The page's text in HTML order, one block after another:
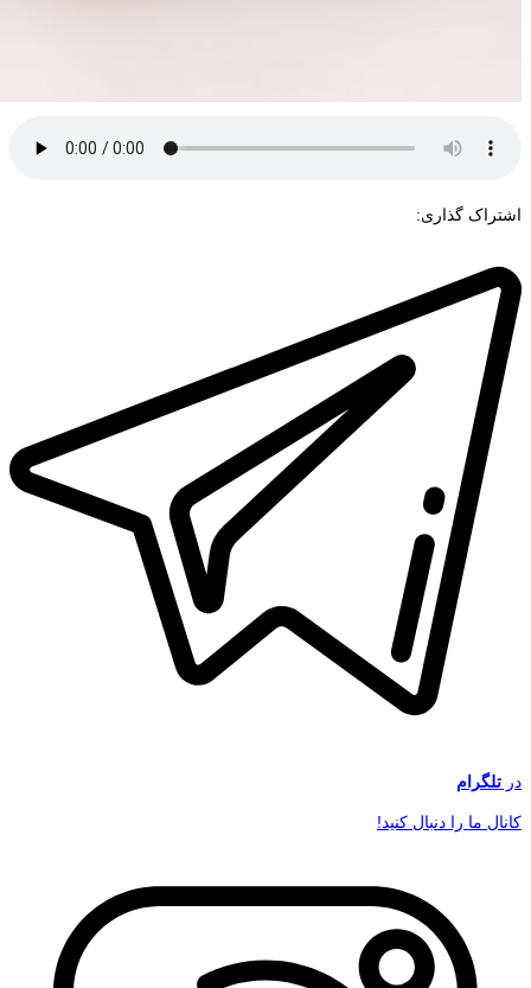
اشتراک گذاری:
در تلگرام
کانال ما را دنبال کنید!